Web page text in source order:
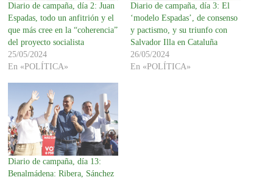
Diario de campaña, día 2: Juan
Espadas, todo un anfitrión y el
que más cree en la “coherencia”
del proyecto socialista
25/05/2024
En «POLÍTICA»
Diario de campaña, día 3: El
‘modelo Espadas’, de consenso
y pactismo, y su triunfo con
Salvador Illa en Cataluña
26/05/2024
En «POLÍTICA»
Diario de campaña, día 13:
Benalmádena: Ribera, Sánchez